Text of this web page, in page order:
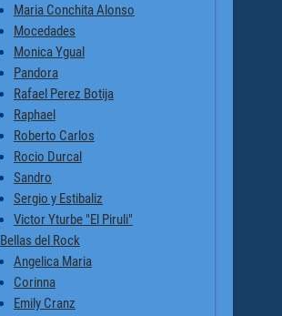
Maria Conchita Alonso
Mocedades
Monica Ygual
Pandora
Rafael Perez Botija
Raphael
Roberto Carlos
Rocio Durcal
Sandro
Sergio y Estibaliz
Victor Yturbe "El Piruli"
Bellas del Rock
Angelica Maria
Corinna
Emily Cranz